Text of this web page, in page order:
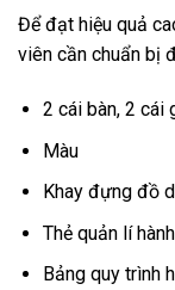
Để đạt hiệu quả
viên cần chuẩn bị
2 cái bàn, 2 cái
Màu
Khay đựng đồ
Thẻ quản lí
Bảng quy trình